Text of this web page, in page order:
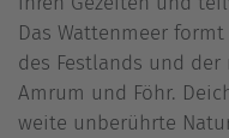
Das Wattenmeer
des Festlands und
Amrum und Föhr.
weite unberührte